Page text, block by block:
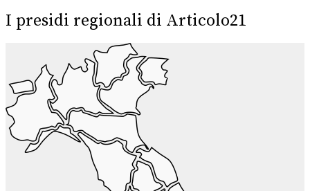
I presidi regionali di Articolo21